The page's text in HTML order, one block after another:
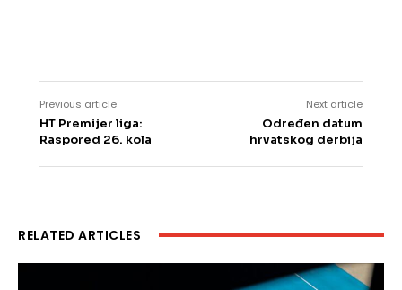
Previous article
HT Premijer liga:
Raspored 26. kola
Next article
Određen datum
hrvatskog derbija
RELATED ARTICLES